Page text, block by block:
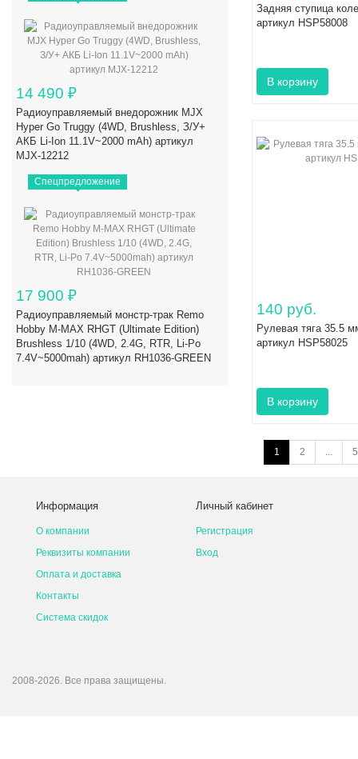
14 490 ₽
Радиоуправляемый внедорожник MJX
Hyper Go Truggy (4WD, Brushless, З/У+
АКБ Li-Ion 11.1V~2000 mAh) артикул
MJX-12212
Спецпредложение
17 900 ₽
Радиоуправляемый монстр-трак Remo
Hobby M-MAX RHGT (Ultimate Edition)
Brushless 1/10 (4WD, 2.4G, RTR, Li-Po
7.4V~5000mah) артикул RH1036-GREEN
Задняя ступица
артикул HSP58008
140 руб.
Рулевая тяга 35.5
артикул HSP58025
1 2 ... 5
Информация
О компании
Реквизиты компании
Оплата и доставка
Контакты
Система скидок
Личный кабинет
Регистрация
Вход
2008-2026. Все права защищены.